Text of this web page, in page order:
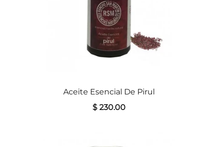
Aceite Esencial De Pirul
$ 230.00